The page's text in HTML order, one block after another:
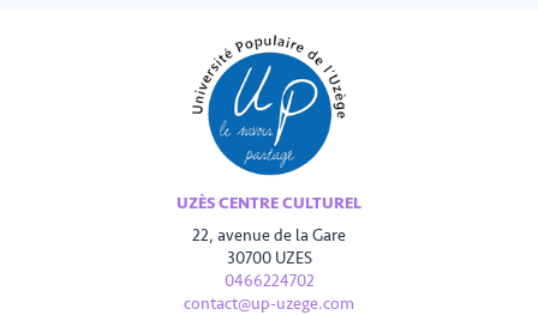
UZÈS CENTRE CULTUREL
22, avenue de la Gare
30700 UZES
0466224702
contact@up-uzege.com